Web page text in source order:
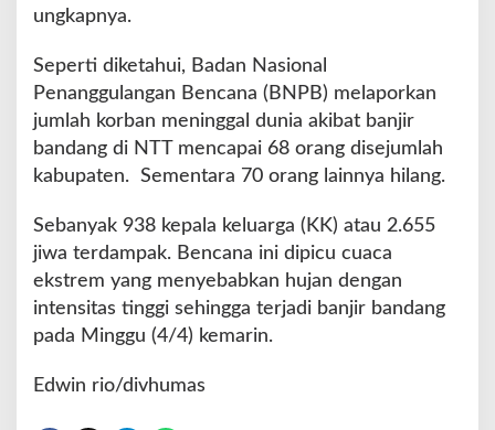
ungkapnya.
Seperti diketahui, Badan Nasional
Penanggulangan Bencana (BNPB) melaporkan
jumlah korban meninggal dunia akibat banjir
bandang di NTT mencapai 68 orang disejumlah
kabupaten. Sementara 70 orang lainnya hilang.
Sebanyak 938 kepala keluarga (KK) atau 2.655
jiwa terdampak. Bencana ini dipicu cuaca
ekstrem yang menyebabkan hujan dengan
intensitas tinggi sehingga terjadi banjir bandang
pada Minggu (4/4) kemarin.
Edwin rio/divhumas